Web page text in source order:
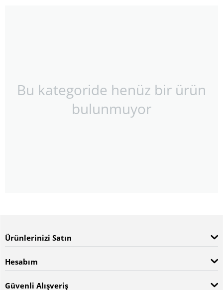
Bu kategoride henüz bir ürün
bulunmuyor
Ürünlerinizi Satın
Hesabım
Güvenli Alışveriş